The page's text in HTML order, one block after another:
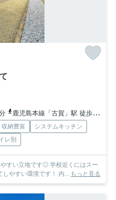
鹿児島本線「古賀」駅 徒歩27分
収納豊富
システムキッチン
レ別
すい立地です◎ 学校近くにはスー
しやすい環境です！ 内... もっと見る